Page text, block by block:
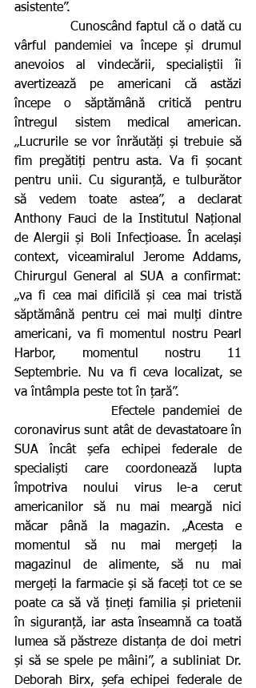
asistente”.
             Cunoscând faptul că o dată cu
vârful pandemiei va începe și drumul
anevoios al vindecării, specialiștii îi
avertizează pe americani că astăzi
începe o săptămână critică pentru
întregul sistem medical american.
„Lucrurile se vor înrăutăți și trebuie să
fim pregătiți pentru asta. Va fi șocant
pentru unii. Cu siguranță, e tulburător
să vedem toate astea”, a declarat
Anthony Fauci de la Institutul Național
de Alergii și Boli Infecțioase. În același
context, viceamiralul Jerome Addams,
Chirurgul General al SUA a confirmat:
„va fi cea mai dificilă și cea mai tristă
săptămână pentru cei mai mulți dintre
americani, va fi momentul nostru Pearl
Harbor, momentul nostru 11
Septembrie. Nu va fi ceva localizat, se
va întâmpla peste tot în țară”.
coronavirus sunt atât de devastatoare în
SUA încât șefa echipei federale de
specialiști care coordonează lupta
împotriva noului virus le-a cerut
americanilor să nu mai meargă nici
măcar până la magazin. „Acesta e
momentul să nu mai mergeți la
magazinul de alimente, să nu mai
mergeți la farmacie și să faceți tot ce se
poate ca să vă țineți familia și prietenii
în siguranță, iar asta înseamnă ca toată
lumea să păstreze distanța de doi metri
și să se spele pe mâini”, a subliniat Dr.
Deborah Birx, șefa echipei federale de